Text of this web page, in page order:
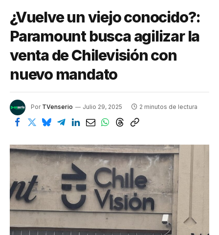
¿Vuelve un viejo conocido?:
Paramount busca agilizar la
venta de Chilevisión con
nuevo mandato
Por TVenserio Julio 29, 2025 2 minutos de lectura